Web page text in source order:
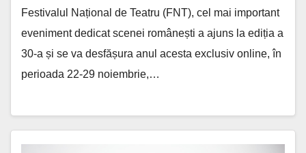
Festivalul Național de Teatru (FNT), cel mai important
eveniment dedicat scenei românești a ajuns la ediția a
30-a și se va desfășura anul acesta exclusiv online, în
perioada 22-29 noiembrie,…